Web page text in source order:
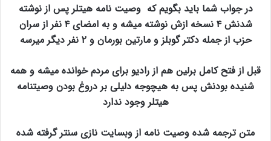
در جواب شما باید بگویم که وصیت نامه هیتلر پس از نوشته
شدنش ۴ نسخه ازش نوشته میشه و به امضای ۴ نفر از سران
حزب از جمله دکتر گوبلز و مارتین بورمان و ۲ نفر دیگر میرسه
قبل از فتح کامل برلین هم از رادیو برای مردم خوانده میشه و همه
شنیده بودنش پس به هیچوجه دلیلی بر دروغ بودن وصیتنامه
هیتلر وجود ندارد
متن ترجمه شده وصیت نامه از وبسایت نازی سنتر گرفته شده